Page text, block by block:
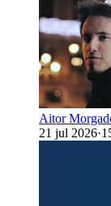
Aitor
21 jul 2026·